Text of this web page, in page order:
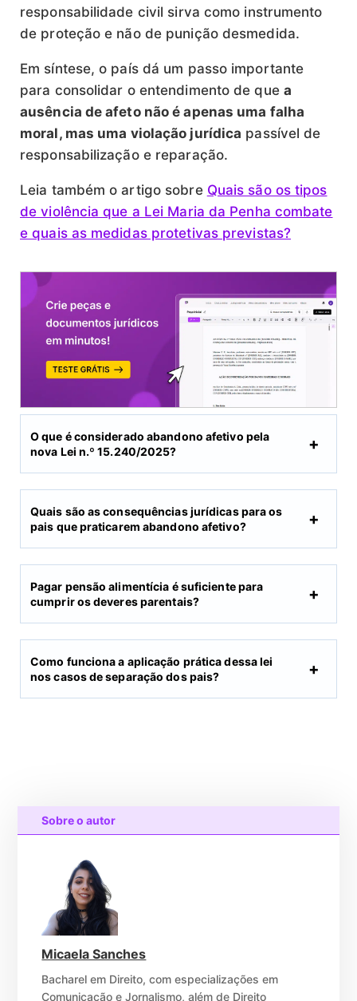
responsabilidade civil sirva como instrumento
de proteção e não de punição desmedida.
Em síntese, o país dá um passo importante
para consolidar o entendimento de que a
ausência de afeto não é apenas uma falha
moral, mas uma violação jurídica passível de
responsabilização e reparação.
Leia também o artigo sobre Quais são os tipos
de violência que a Lei Maria da Penha combate
e quais as medidas protetivas previstas?
O que é considerado abandono afetivo pela
nova Lei n.º 15.240/2025?
Quais são as consequências jurídicas para os
pais que praticarem abandono afetivo?
Pagar pensão alimentícia é suficiente para
cumprir os deveres parentais?
Como funciona a aplicação prática dessa lei
nos casos de separação dos pais?
Sobre o autor
Micaela Sanches
Bacharel em Direito, com especializações em
Comunicação e Jornalismo, além de Direito